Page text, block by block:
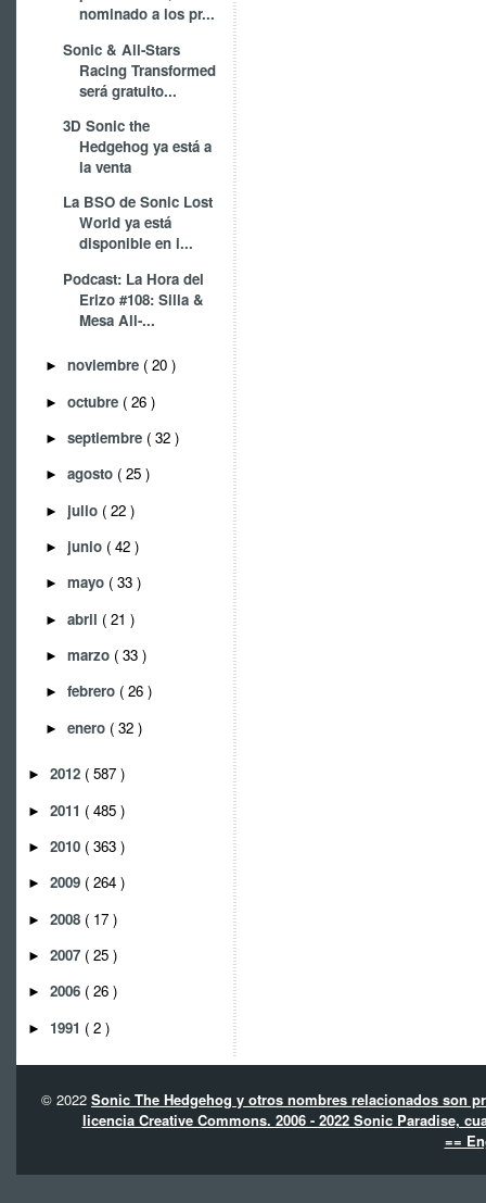
nominado a los pr...
Sonic & All-Stars
Racing Transformed
será gratuito...
3D Sonic the
Hedgehog ya está a
la venta
La BSO de Sonic Lost
World ya está
disponible en i...
Podcast: La Hora del
Erizo #108: Silla &
Mesa All-...
► noviembre ( 20 )
► octubre ( 26 )
► septiembre ( 32 )
► agosto ( 25 )
► julio ( 22 )
► junio ( 42 )
► mayo ( 33 )
► abril ( 21 )
► marzo ( 33 )
► febrero ( 26 )
► enero ( 32 )
► 2012 ( 587 )
► 2011 ( 485 )
► 2010 ( 363 )
► 2009 ( 264 )
► 2008 ( 17 )
► 2007 ( 25 )
► 2006 ( 26 )
► 1991 ( 2 )
© 2022 Sonic The Hedgehog y otros nombres relacionados son
licencia Creative Commons. 2006 - 2022 Sonic Paradise,
==